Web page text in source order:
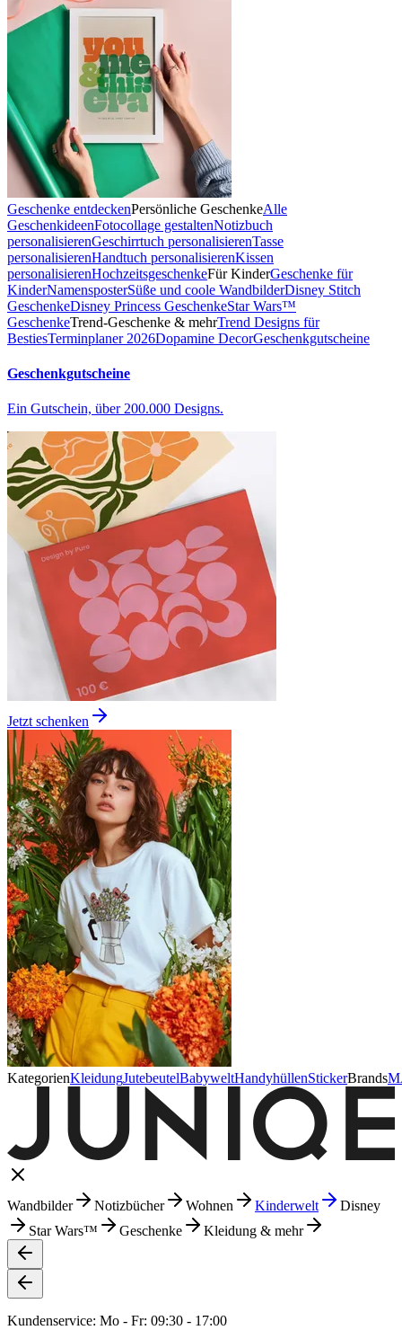
Geschenke entdeckenPersönliche GeschenkeAlle
GeschenkideenFotocollage gestaltenNotizbuch
personalisierenGeschirrtuch personalisierenTasse
personalisierenHandtuch personalisierenKissen
personalisierenHochzeitsgeschenkeFür KinderGeschenke für
KinderNamensposterSüße und coole WandbilderDisney Stitch
GeschenkeDisney Princess GeschenkeStar Wars™
GeschenkeTrend-Geschenke & mehrTrend Designs für
BestiesTerminplaner 2026Dopamine DecorGeschenkgutscheine
Geschenkgutscheine
Ein Gutschein, über 200.000 Designs.
Jetzt schenken
KategorienKleidungJutebeutelBabyweltHandyhüllenStickerBrands
Wandbilder Notizbücher Wohnen Kinderwelt
Disney
Star Wars™
Geschenke Kleidung & mehr
Kundenservice: Mo - Fr: 09:30 - 17:00